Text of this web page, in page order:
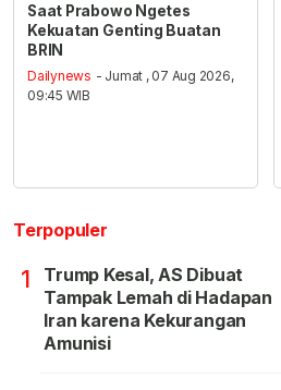
Saat Prabowo Ngetes
Kekuatan Genting Buatan
BRIN
Dailynews - Jumat , 07 Aug 2026,
09:45 WIB
Terpopuler
1
Trump Kesal, AS Dibuat
Tampak Lemah di Hadapan
Iran karena Kekurangan
Amunisi